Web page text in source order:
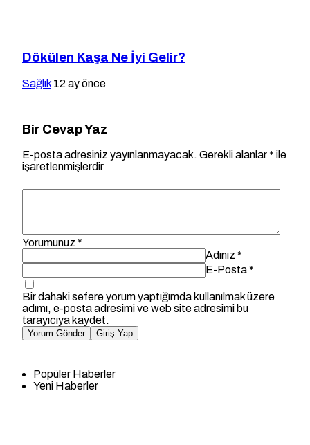
Dökülen Kaşa Ne İyi Gelir?
Sağlık 12 ay önce
Bir Cevap Yaz
E-posta adresiniz yayınlanmayacak. Gerekli alanlar* ile
işaretlenmişlerdir
Yorumunuz *
Adınız *
E-Posta*
Bir dahaki sefere yorum yaptığımda kullanılmak üzere
adımı, e-posta adresimi ve web site adresimi bu
tarayıcıya kaydet.
Yorum Gönder Giriş Yap
Popüler Haberler
Yeni Haberler